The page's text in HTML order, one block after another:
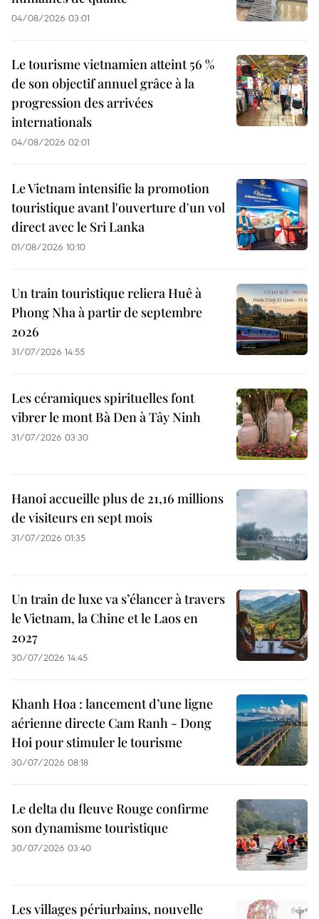
04/08/2026 03:01
Le tourisme vietnamien atteint 56 %
de son objectif annuel grâce à la
progression des arrivées
internationals
04/08/2026 02:01
Le Vietnam intensifie la promotion
touristique avant l'ouverture d'un vol
direct avec le Sri Lanka
01/08/2026 10:10
Un train touristique reliera Huê à
Phong Nha à partir de septembre
2026
31/07/2026 14:55
Les céramiques spirituelles font
vibrer le mont Bà Den à Tây Ninh
31/07/2026 03:30
Hanoi accueille plus de 21,16 millions
de visiteurs en sept mois ​
31/07/2026 01:35
Un train de luxe va s’élancer à travers
le Vietnam, la Chine et le Laos en
2027
30/07/2026 14:45
Khanh Hoa : lancement d’une ligne
aérienne directe Cam Ranh - Dong
Hoi pour stimuler le tourisme
30/07/2026 08:18
Le delta du fleuve Rouge confirme
son dynamisme touristique
30/07/2026 03:40
Les villages périurbains, nouvelle